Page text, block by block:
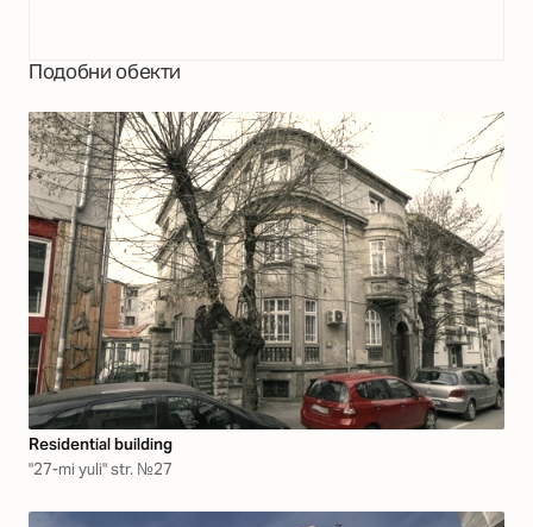
Подобни обекти
Residential building
"27-mi yuli" str. №27